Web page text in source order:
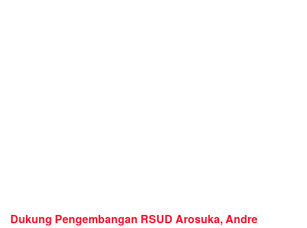
Dukung Pengembangan RSUD Arosuka, Andre